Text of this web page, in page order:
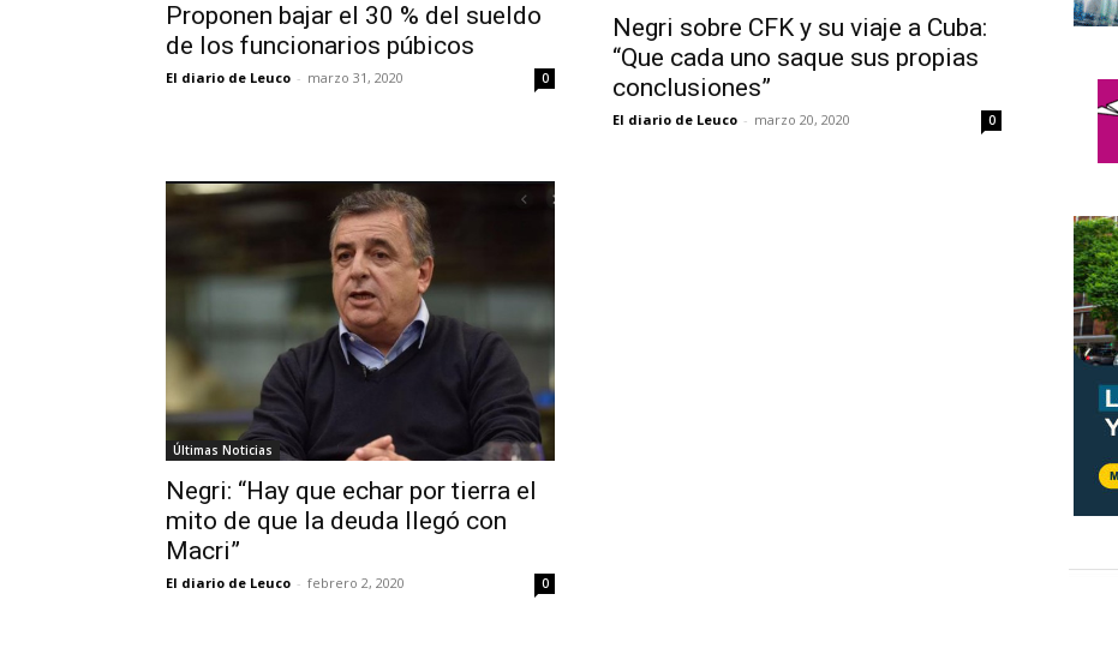
Proponen bajar el 30 % del sueldo
de los funcionarios púbicos
El diario de Leuco - marzo 31, 2020 0
Negri sobre CFK y su viaje a Cuba:
“Que cada uno saque sus propias
conclusiones”
El diario de Leuco - marzo 20, 2020 0
Últimas Noticias
Negri: “Hay que echar por tierra el
mito de que la deuda llegó con
Macri”
El diario de Leuco - febrero 2, 2020 0